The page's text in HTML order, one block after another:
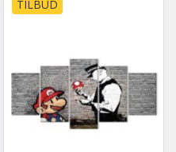
TILBUD